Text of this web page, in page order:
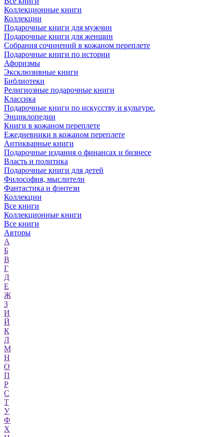
Коллекционные книги
Коллекции
Подарочные книги для мужчин
Подарочные книги для женщин
Собрания сочинений в кожаном переплете
Подарочные книги по истории
Афоризмы
Эксклюзивные книги
Библиотеки
Религиозные подарочные книги
Классика
Подарочные книги по искусству и культуре.
Энциклопедии
Книги в кожаном переплете
Ежедневники в кожаном переплете
Антикварные книги
Подарочные издания о финансах и бизнесе
Власть и политика
Подарочные книги для детей
Философия, мыслители
Фантастика и фэнтези
Коллекции
Все книги
Коллекционные книги
Все книги
Авторы
А
Б
В
Г
Д
Е
Ж
З
И
Й
К
Л
М
Н
О
П
Р
С
Т
У
Ф
Х